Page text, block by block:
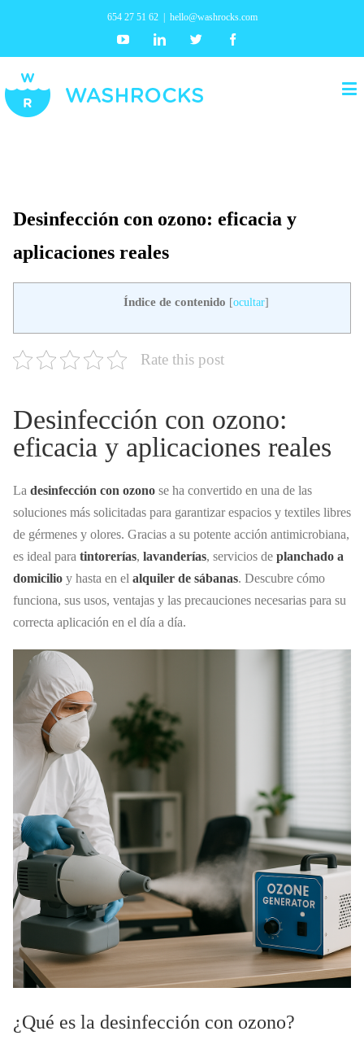
654 27 51 62 hello@washrocks.com
YoutubeLinkedin Twitter
Desinfección con ozono: eficacia y
aplicaciones reales
Índice de contenido [ocultar]
Rate this post
Desinfección con ozono:
eficacia y aplicaciones reales
La desinfección con ozono se ha convertido en una de las
soluciones más solicitadas para garantizar espacios y textiles libres
de gérmenes y olores. Gracias a su potente acción antimicrobiana,
es ideal para tintorerías, lavanderías, servicios de planchado a
domicilio y hasta en el alquiler de sábanas. Descubre cómo
funciona, sus usos, ventajas y las precauciones necesarias para su
correcta aplicación en el día a día.
¿Qué es la desinfección con ozono?